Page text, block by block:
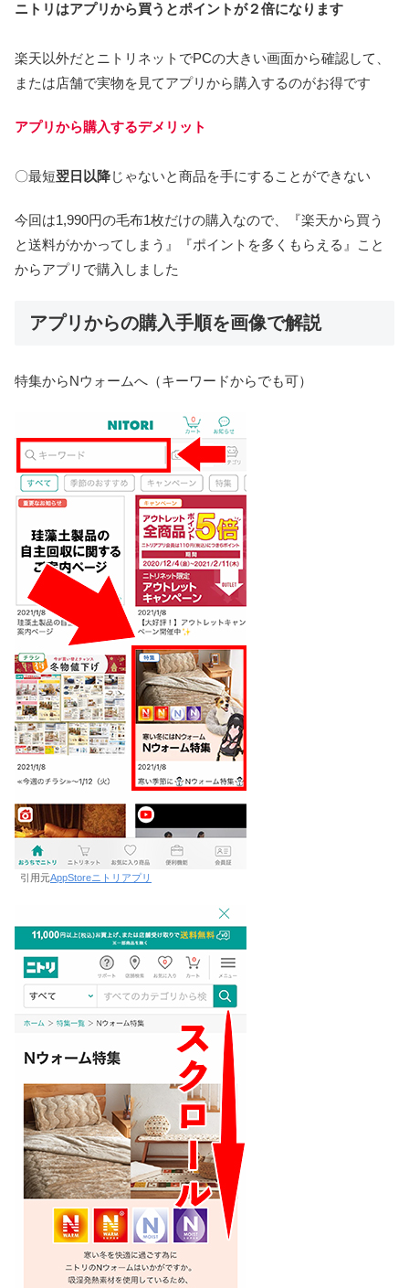
ニトリはアプリから買うとポイントが２倍になります
楽天以外だとニトリネットでPCの大きい画面から確認して、
または店舗で実物を見てアプリから購入するのがお得です
アプリから購入するデメリット
〇最短翌日以降じゃないと商品を手にすることができない
今回は1,990円の毛布1枚だけの購入なので、『楽天から買う
と送料がかかってしまう』『ポイントを多くもらえる』こと
からアプリで購入しました
アプリからの購入手順を画像で解説
特集からNウォームへ（キーワードからでも可）
引用元AppStoreニトリアプリ